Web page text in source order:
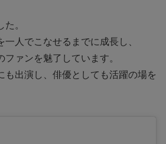
。
人でこなせるまでに成長し、
ァンを魅了しています。
も出演し、俳優としても活躍の場を